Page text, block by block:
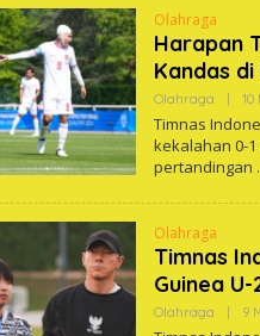
Olahraga
Harapan
Kandas
Olahraga | 10
Timnas
kekalahan 0-
pertandingan
Olahraga
Timnas
Guinea
Olahraga | 9